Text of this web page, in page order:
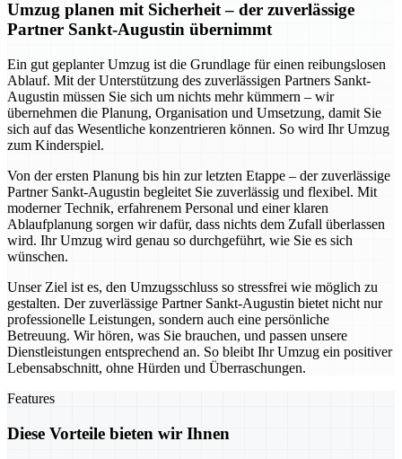
Umzug planen mit Sicherheit – der zuverlässige
Partner Sankt-Augustin übernimmt
Ein gut geplanter Umzug ist die Grundlage für einen reibungslosen
Ablauf. Mit der Unterstützung des zuverlässigen Partners Sankt-
Augustin müssen Sie sich um nichts mehr kümmern – wir
übernehmen die Planung, Organisation und Umsetzung, damit Sie
sich auf das Wesentliche konzentrieren können. So wird Ihr Umzug
zum Kinderspiel.
Von der ersten Planung bis hin zur letzten Etappe – der zuverlässige
Partner Sankt-Augustin begleitet Sie zuverlässig und flexibel. Mit
moderner Technik, erfahrenem Personal und einer klaren
Ablaufplanung sorgen wir dafür, dass nichts dem Zufall überlassen
wird. Ihr Umzug wird genau so durchgeführt, wie Sie es sich
wünschen.
Unser Ziel ist es, den Umzugsschluss so stressfrei wie möglich zu
gestalten. Der zuverlässige Partner Sankt-Augustin bietet nicht nur
professionelle Leistungen, sondern auch eine persönliche
Betreuung. Wir hören, was Sie brauchen, und passen unsere
Dienstleistungen entsprechend an. So bleibt Ihr Umzug ein positiver
Lebensabschnitt, ohne Hürden und Überraschungen.
Features
Diese Vorteile bieten wir Ihnen